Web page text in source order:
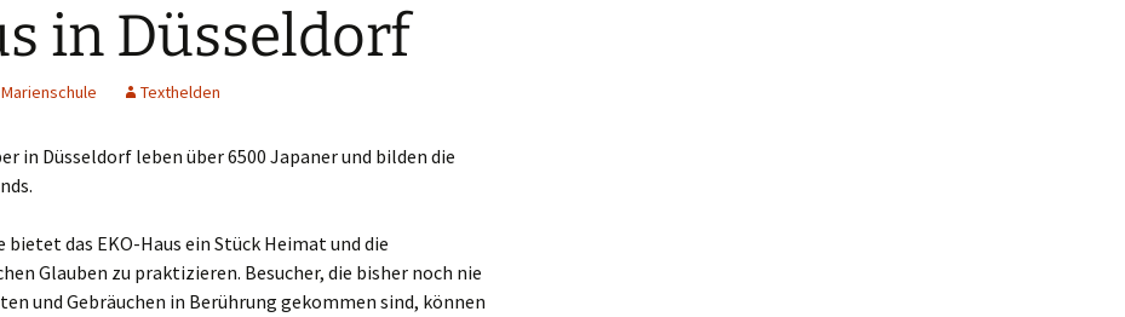
Opladen
Rees
Remscheid
Rheinberg
in Düsseldorf
Texthelden
in Düsseldorf leben über 6500 Japaner und bilden die
bietet das EKO-Haus ein Stück Heimat und die
Glauben zu praktizieren. Besucher, die bisher noch nie
und Gebräuchen in Berührung gekommen sind, können